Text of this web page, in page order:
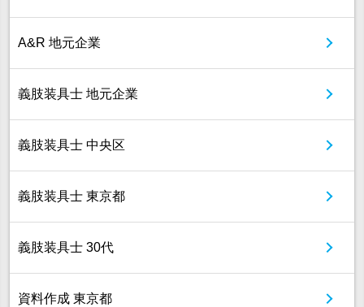
A&R 地元企業
義肢装具士 地元企業
義肢装具士 中央区
義肢装具士 東京都
義肢装具士 30代
資料作成 東京都